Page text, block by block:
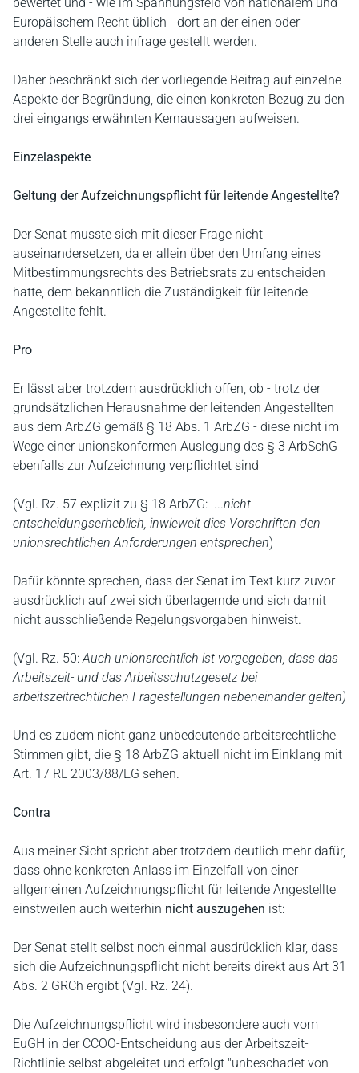
Europäischem Recht üblich - dort an der einen oder
anderen Stelle auch infrage gestellt werden.
Daher beschränkt sich der vorliegende Beitrag auf einzelne
Aspekte der Begründung, die einen konkreten Bezug zu den
drei eingangs erwähnten Kernaussagen aufweisen.
Einzelaspekte
Geltung der Aufzeichnungspflicht für leitende Angestellte?
Der Senat musste sich mit dieser Frage nicht
auseinandersetzen, da er allein über den Umfang eines
Mitbestimmungsrechts des Betriebsrats zu entscheiden
hatte, dem bekanntlich die Zuständigkeit für leitende
Angestellte fehlt.
Pro
Er lässt aber trotzdem ausdrücklich offen, ob - trotz der
grundsätzlichen Herausnahme der leitenden Angestellten
aus dem ArbZG gemäß § 18 Abs. 1 ArbZG - diese nicht im
Wege einer unionskonformen Auslegung des § 3 ArbSchG
ebenfalls zur Aufzeichnung verpflichtet sind
(Vgl. Rz. 57 explizit zu § 18 ArbZG: ...nicht
entscheidungserheblich, inwieweit dies Vorschriften den
unionsrechtlichen Anforderungen entsprechen)
Dafür könnte sprechen, dass der Senat im Text kurz zuvor
ausdrücklich auf zwei sich überlagernde und sich damit
nicht ausschließende Regelungsvorgaben hinweist.
(Vgl. Rz. 50:Auch unionsrechtlich ist vorgegeben, dass das
Arbeitszeit- und das Arbeitsschutzgesetz bei
arbeitszeitrechtlichen Fragestellungen nebeneinander gelten)
Und es zudem nicht ganz unbedeutende arbeitsrechtliche
Stimmen gibt, die § 18 ArbZG aktuell nicht im Einklang mit
Art. 17 RL 2003/88/EG sehen.
Contra
Aus meiner Sicht spricht aber trotzdem deutlich mehr dafür,
dass ohne konkreten Anlass im Einzelfall von einer
allgemeinen Aufzeichnungspflicht für leitende Angestellte
einstweilen auch weiterhin nicht auszugehen ist:
Der Senat stellt selbst noch einmal ausdrücklich klar, dass
sich die Aufzeichnungspflicht nicht bereits direkt aus Art 31
Abs. 2 GRCh ergibt (Vgl. Rz. 24).
Die Aufzeichnungspflicht wird insbesondere auch vom
EuGH in der CCOO-Entscheidung aus der Arbeitszeit-
Richtlinie selbst abgeleitet und erfolgt "unbeschadet von